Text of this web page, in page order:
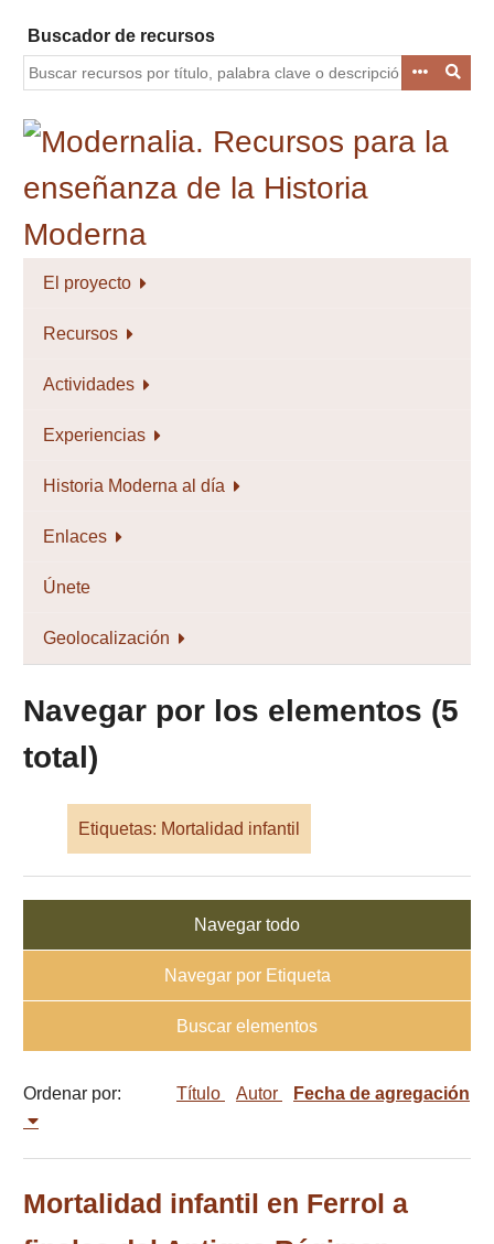
contenido
principal
Buscador de recursos
El proyecto
Recursos
Actividades
Experiencias
Historia Moderna al día
Enlaces
Únete
Geolocalización
Navegar por los elementos (5
total)
Etiquetas: Mortalidad infantil
Navegar todo
Navegar por Etiqueta
Buscar elementos
Ordenar por: Título Autor Fecha de agregación
Mortalidad infantil en Ferrol a